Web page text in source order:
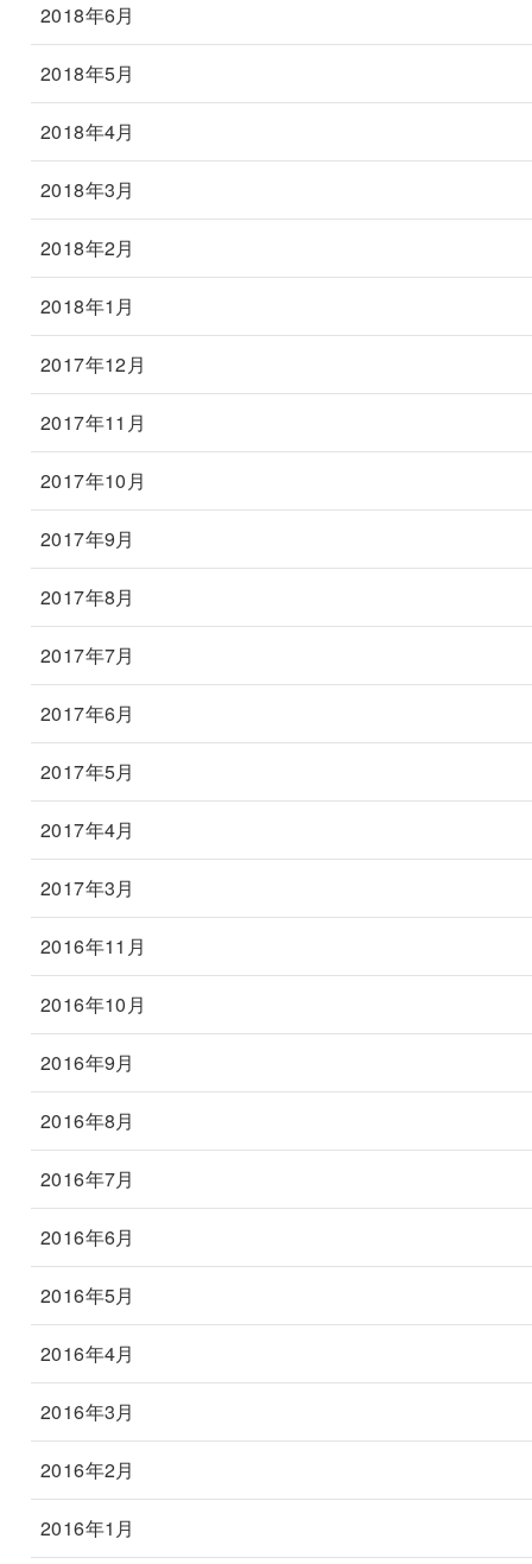
2018年6月
2018年5月
2018年4月
2018年3月
2018年2月
2018年1月
2017年12月
2017年11月
2017年10月
2017年9月
2017年8月
2017年7月
2017年6月
2017年5月
2017年4月
2017年3月
2016年11月
2016年10月
2016年9月
2016年8月
2016年7月
2016年6月
2016年5月
2016年4月
2016年3月
2016年2月
2016年1月